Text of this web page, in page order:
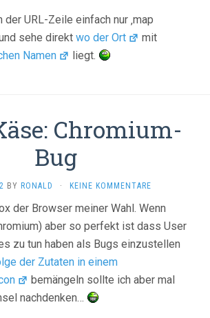
URL-Zeile einfach nur ‚map
sehe direkt wo der Ort
mit
Namen
liegt.
Chromium-
Bug
BY RONALD · KEINE KOMMENTARE
der Browser meiner Wahl. Wenn
aber so perfekt ist dass User
zu tun haben als Bugs einzustellen
der Zutaten in einem
bemängeln sollte ich aber mal
nachdenken…